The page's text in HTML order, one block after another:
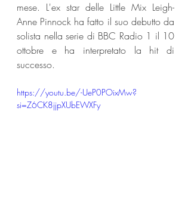
mese. L'ex star delle Little Mix Leigh-
Anne Pinnock ha fatto il suo debutto da
solista nella serie di BBC Radio 1 il 10
ottobre e ha interpretato la hit di
successo.
https://youtu.be/-UeP0POixMw?
si=Z6CK8jjpXUbEWXFy